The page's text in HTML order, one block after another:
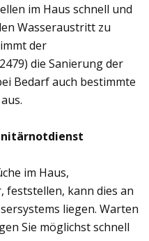
im Haus schnell und
Wasseraustritt zu
der
die Sanierung der
Bedarf auch bestimmte
im Haus,
feststellen, kann dies an
liegen. Warten
Sie möglichst schnell